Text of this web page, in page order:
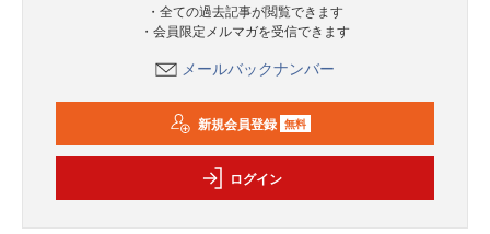
・全ての過去記事が閲覧できます
・会員限定メルマガを受信できます
メールバックナンバー
新規会員登録 無料
ログイン